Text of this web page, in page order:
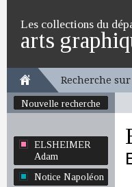
Les collections du
arts
Recherche sur
Nouvelle recherche
ELSHEIMER
Adam
Notice Napoléon